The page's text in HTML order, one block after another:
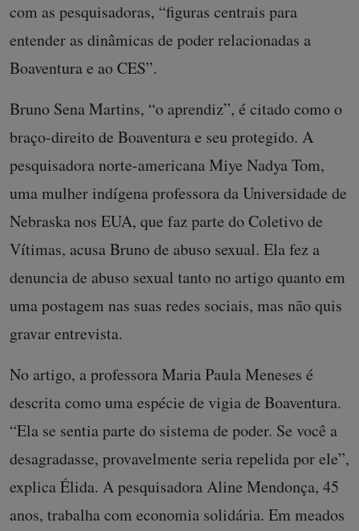
com as pesquisadoras, “figuras centrais para
entender as dinâmicas de poder relacionadas a
Boaventura e ao CES”.
Bruno Sena Martins, “o aprendiz”, é citado como o
braço-direito de Boaventura e seu protegido. A
pesquisadora norte-americana Miye Nadya Tom,
uma mulher indígena professora da Universidade de
Nebraska nos EUA, que faz parte do Coletivo de
Vítimas, acusa Bruno de abuso sexual. Ela fez a
denuncia de abuso sexual tanto no artigo quanto em
uma postagem nas suas redes sociais, mas não quis
gravar entrevista.
No artigo, a professora Maria Paula Meneses é
descrita como uma espécie de vigia de Boaventura.
“Ela se sentia parte do sistema de poder. Se você a
desagradasse, provavelmente seria repelida por ele”,
explica Élida. A pesquisadora Aline Mendonça, 45
anos, trabalha com economia solidária. Em meados